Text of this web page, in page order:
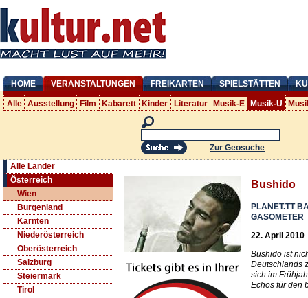
HOME VERANSTALTUNGEN FREIKARTEN SPIELSTÄTTEN
Alle Ausstellung Film Kabarett Kinder Literatur Musik-E Musik-U
Zur Geosuche
Alle Länder
Österreich
Wien
Burgenland
Kärnten
Niederösterreich
Oberösterreich
Salzburg
Steiermark
Tirol
Bushido
PLANET.TT
GASOMETER
22. April 2010
Bushido ist
Deutschlands
sich im
Echos für den